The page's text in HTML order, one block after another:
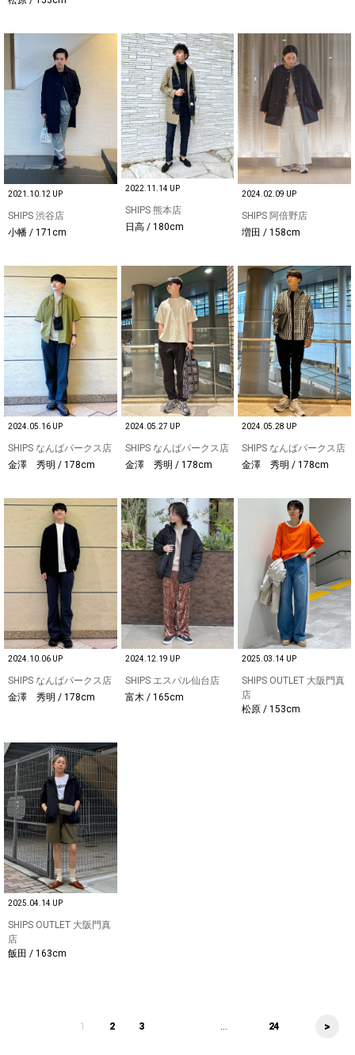
2021.10.12 UP
SHIPS 渋谷店
小幡 / 171cm
2022.11.14 UP
SHIPS 熊本店
日高 / 180cm
2024.02.09 UP
SHIPS 阿倍野店
増田 / 158cm
2024.05.16 UP
SHIPS なんばパークス店
金澤 秀明 / 178cm
2024.05.27 UP
SHIPS なんばパークス店
金澤 秀明 / 178cm
2024.05.28 UP
SHIPS なんばパークス店
金澤 秀明 / 178cm
2024.10.06 UP
SHIPS なんばパークス店
金澤 秀明 / 178cm
2024.12.19 UP
SHIPS エスパル仙台店
富木 / 165cm
2025.03.14 UP
SHIPS OUTLET 大阪門真
店
松原 / 153cm
2025.04.14 UP
SHIPS OUTLET 大阪門真
店
飯田 / 163cm
1 2 3 ... 24 >